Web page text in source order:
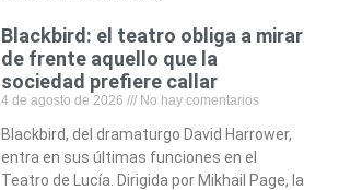
Blackbird: el teatro obliga a mirar
de frente aquello que la
sociedad prefiere callar
4 de agosto de 2026 No hay comentarios
Blackbird, del dramaturgo David Harrower,
entra en sus últimas funciones en el
Teatro de Lucía. Dirigida por Mikhail Page, la